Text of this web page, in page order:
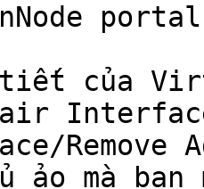
của
Remove
ảo mà bạn